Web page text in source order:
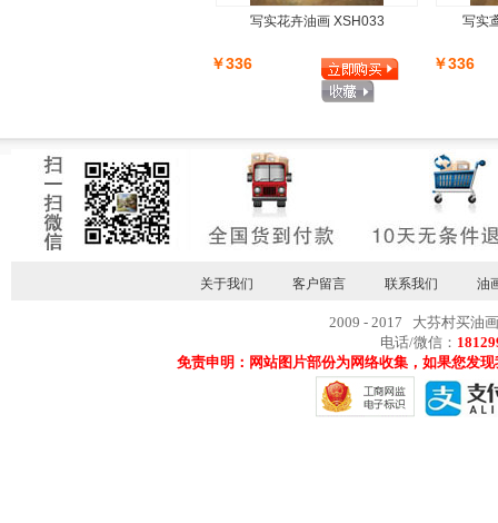
写实花卉油画 XSH033
￥336
写实
￥336
关于我们 客户留言 联系我们 油
2009 - 2017 大芬村买油
电话/微信：
免责申明：网站图片部份为网络收集，如果您发